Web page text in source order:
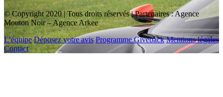
© Copyright 2020 | Tous droits réservés | Partenaires : Agence
Mouton Noir – Agence Arkee
L’équipe Déposez votre avis Programme Giveback Mentions légales
Contact